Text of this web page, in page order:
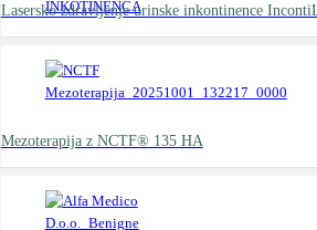
Lasersko zdravljenje urinske inkontinence
Mezoterapija z NCTF® 135 HA